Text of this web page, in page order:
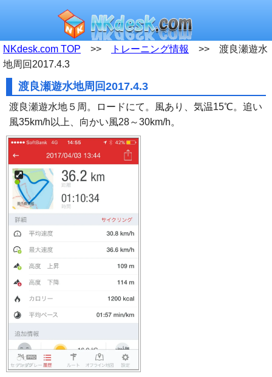
NKdesk.com TOP >> トレーニング情報
>> 渡良瀬遊水
地周回2017.4.3
渡良瀬遊水地周回2017.4.3
渡良瀬遊水地５周。ロードにて。風あり、気温15℃。追い
風35km/h以上、向かい風28～30km/h。